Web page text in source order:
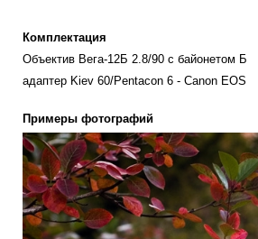
Комплектация
Объектив Вега-12Б 2.8/90 с байонетом Б
адаптер Kiev 60/Pentacon 6 - Canon EOS
Примеры фотографий